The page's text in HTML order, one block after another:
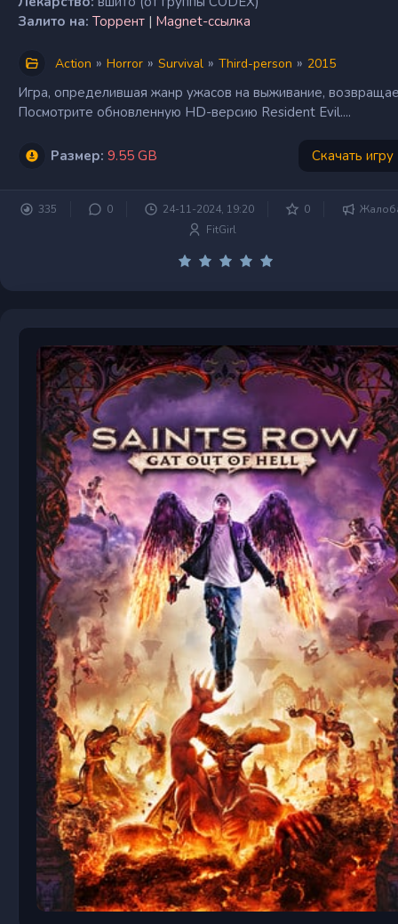
Залито на: Торрент | Magnet-ссылка
Action » Horror » Survival » Third-person » 2015
Игра, определившая жанр ужасов на выживание,
Посмотрите обновленную HD-версию Resident Evil....
Размер: 9.55 GB Скачать игру
335 0 24-11-2024, 19:20 0
FitGirl